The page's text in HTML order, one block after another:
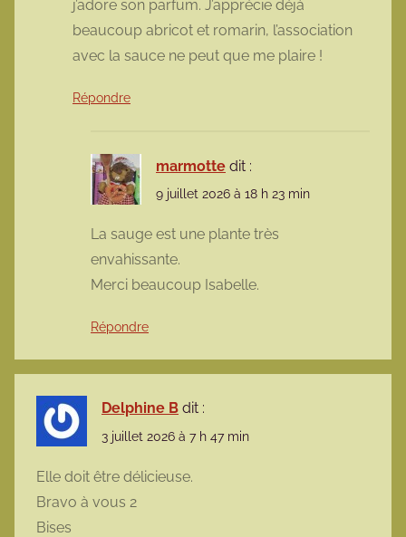
j’adore son parfum. J’apprécie déjà
beaucoup abricot et romarin, l’association
avec la sauce ne peut que me plaire !
Répondre
marmotte dit :
9 juillet 2026 à 18 h 23 min
La sauge est une plante très
envahissante.
Merci beaucoup Isabelle.
Répondre
Delphine B dit :
3 juillet 2026 à 7 h 47 min
Elle doit être délicieuse.
Bravo à vous 2
Bises